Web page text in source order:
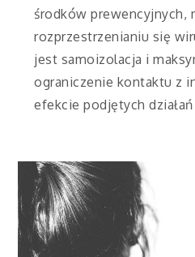
środków prewencyjnych,
rozprzestrzenianiu się
jest samoizolacja i
ograniczenie kontaktu z
efekcie podjętych